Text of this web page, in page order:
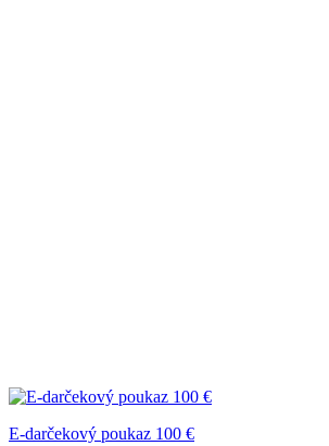
E-darčekový poukaz 100 €